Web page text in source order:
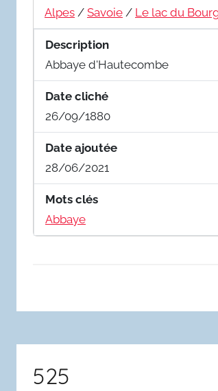
Alpes / Savoie / Le lac du
Description
Abbaye d'Hautecombe
Date cliché
26/09/1880
Date ajoutée
28/06/2021
Mots clés
Abbaye
525